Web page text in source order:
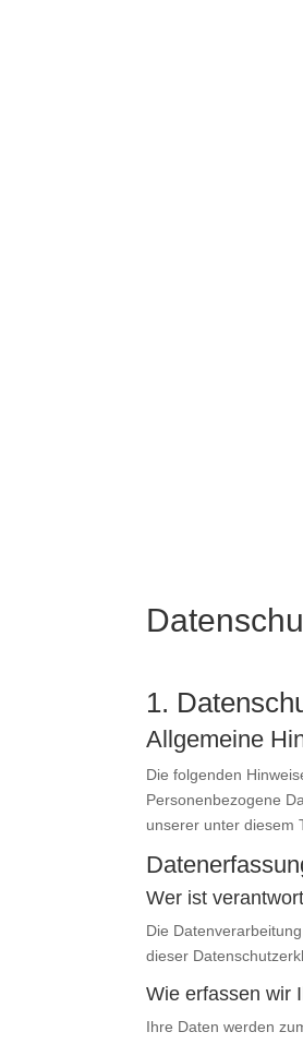
1.
Allgemeine
Die folgenden
Personenbezogene
unserer unter diesem
Wer ist
Die
dieser
Wie erfassen wir
Ihre Daten werden